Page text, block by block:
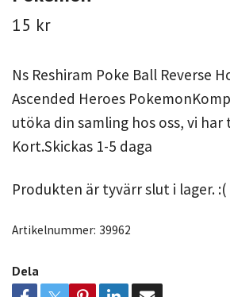
15 kr
Ns Reshiram Poke Ball Reverse
Ascended Heroes
utöka din samling hos oss, vi har
Kort.Skickas 1-5 daga
Produkten är tyvärr slut i lager. :(
Artikelnummer: 39962
Dela